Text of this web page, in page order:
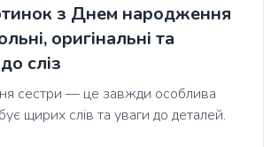
з Днем народження
оригінальні та
сліз
сестри — це завжди особлива
щирих слів та уваги до деталей.